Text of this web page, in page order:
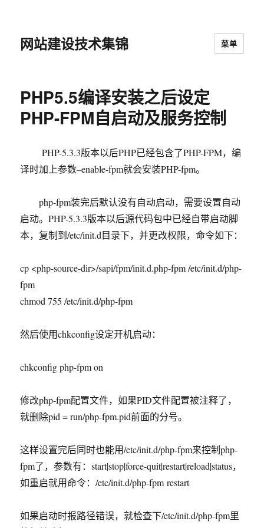
网站建设技术集锦 菜单
PHP5.5编译安装之后设定
PHP-FPM自启动及服务控制
PHP-5.3.3版本以后PHP已经包含了PHP-FPM，编
译时加上参数–enable-fpm就会安装PHP-fpm。
php-fpm装完后默认没有自动启动，需要设置自动
启动。PHP-5.3.3版本以后源代码包中已经自带启动脚
本，复制到/etc/init.d目录下，并更改权限，命令如下：
cp <php-source-dir>/sapi/fpm/init.d.php-fpm /etc/init.d/php-
fpm
chmod 755 /etc/init.d/php-fpm
然后使用chkconfig设定开机启动：
chkconfig php-fpm on
修改php-fpm配置文件，如果PID文件配置被注释了，
就删除pid = run/php-fpm.pid前面的分号。
这样设置完后同时也能用/etc/init.d/php-fpm来控制php-
fpm了，参数有：start|stop|force-quit|restart|reload|status，
如重启就用命令：/etc/init.d/php-fpm restart
如果启动时报路径错误，就检查下/etc/init.d/php-fpm里